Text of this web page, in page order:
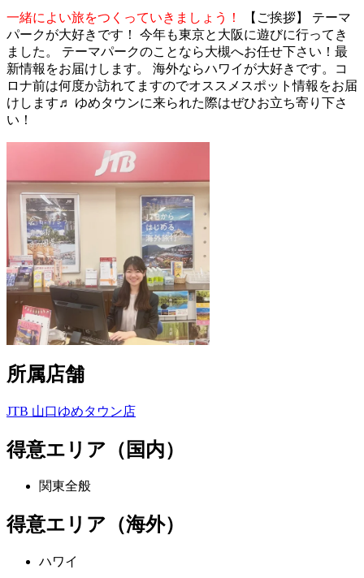
一緒によい旅をつくっていきましょう！
【ご挨拶】 テーマ
パークが大好きです！ 今年も東京と大阪に遊びに行ってき
ました。 テーマパークのことなら大槻へお任せ下さい！最
新情報をお届けします。 海外ならハワイが大好きです。コ
ロナ前は何度か訪れてますのでオススメスポット情報をお届
けします♬ ゆめタウンに来られた際はぜひお立ち寄り下さ
い！
所属店舗
JTB 山口ゆめタウン店
得意エリア（国内）
関東全般
得意エリア（海外）
ハワイ